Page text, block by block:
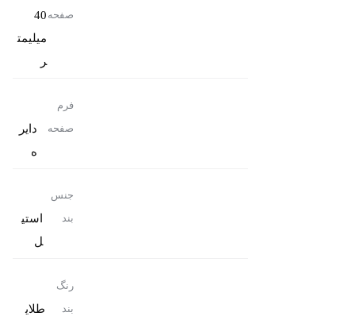
صفحه 40
میلیمت
ر
فرم
صفحه
دایر
ه
جنس
بند
استی
ل
رنگ
بند
طلای